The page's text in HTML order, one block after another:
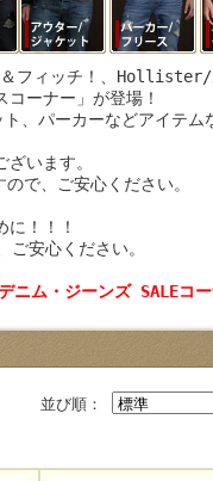
＆フィッチ！、Hollister/
ーナー」が登場！
、パーカーなどアイテム
います。
で、ご安心ください。
！！！
安心ください。
ニム・ジーンズ SALEコー
並び順：